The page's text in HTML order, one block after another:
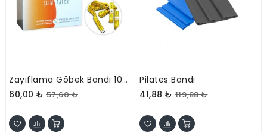
Zayıflama Göbek Bandı 10 Adet
60,00 ₺ 57,60 ₺
Pilates Bandı
41,88 ₺ 119,88 ₺